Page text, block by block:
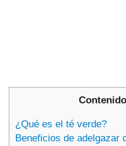
¿Qué es el té verde?
Beneficios de adelgazar